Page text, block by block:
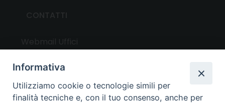
UTILITY
Informativa
Utilizziamo cookie o tecnologie simili per
finalità tecniche e, con il tuo consenso, anche per